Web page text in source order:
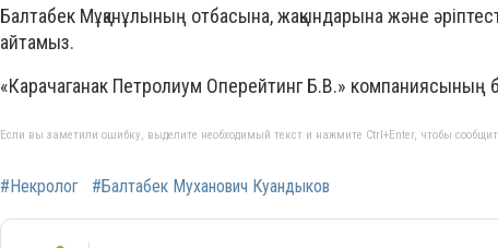
Балтабек Мұқанұлының отбасына, жақындарына және
айтамыз.
«Карачаганак Петролиум Оперейтинг Б.В.»
Если вы заметили ошибку, выделите необходимый текст и нажмите Ctrl+Enter, чтобы
#Некролог #Балтабек Муханович Куандыков